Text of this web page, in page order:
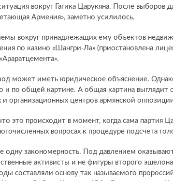
вокруг Гагика Царукяна. После выборов
Армения», заметно усилилось.
вокруг принадлежащих ему объектов
по казино «Шангри-Ла» (приостановлена
может иметь юридическое объяснение.
и по общей картине. А общая картина
организационных центров армянской
это происходит в момент, когда сама партия
вопросах к процедуре подсчета
одну закономерность. Под давлением
активисты и не фигуры второго
составляли основу так называемого